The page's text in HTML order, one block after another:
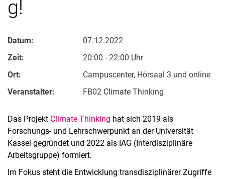
g!
Datum:
07.12.2022
Zeit:
20:00 - 22:00 Uhr
Ort:
Campuscenter, Hörsaal 3 und online
Veranstalter:
FB02 Cli­ma­te Thin­king
Das Projekt Climate Thinking hat sich 2019 als
Forschungs- und Lehrschwerpunkt an der Universität
Kassel gegründet und 2022 als IAG (Interdisziplinäre
Arbeitsgruppe) formiert.
Im Fokus steht die Entwicklung transdisziplinärer Zugriffe